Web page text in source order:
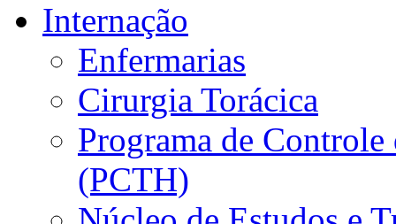
Internação
Enfermarias
Cirurgia Torácica
Programa de
(PCTH)